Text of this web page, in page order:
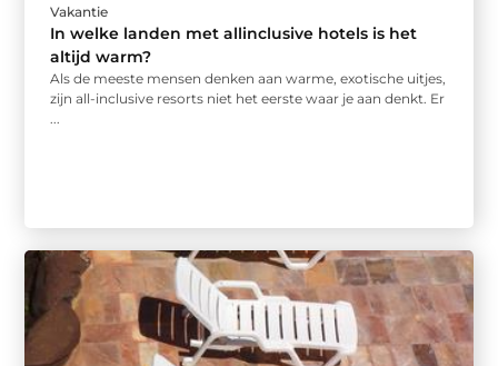
Vakantie
In welke landen met allinclusive hotels is het
altijd warm?
Als de meeste mensen denken aan warme, exotische uitjes,
zijn all-inclusive resorts niet het eerste waar je aan denkt. Er
...